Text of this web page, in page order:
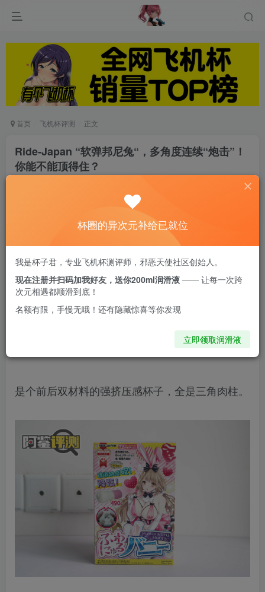
首页 飞机杯评测 正文
Ride-Japan “软弹邦尼兔“，多角度连续“炮击”！
你能不能顶得住？
今天来评测的是Ride的
软弹邦尼兔
是个前后双材料的强挤压感杯子，全是三角肉柱。
杯圈的异次元补给已就位
我是杯子君，专业飞机杯测评师，邪恶天使社区创始人。
现在注册并扫码加我好友，送你200ml润滑液 —— 让每一次跨
次元相遇都顺滑到底！
名额有限，手慢无哦！还有隐藏惊喜等你发现
立即领取润滑液